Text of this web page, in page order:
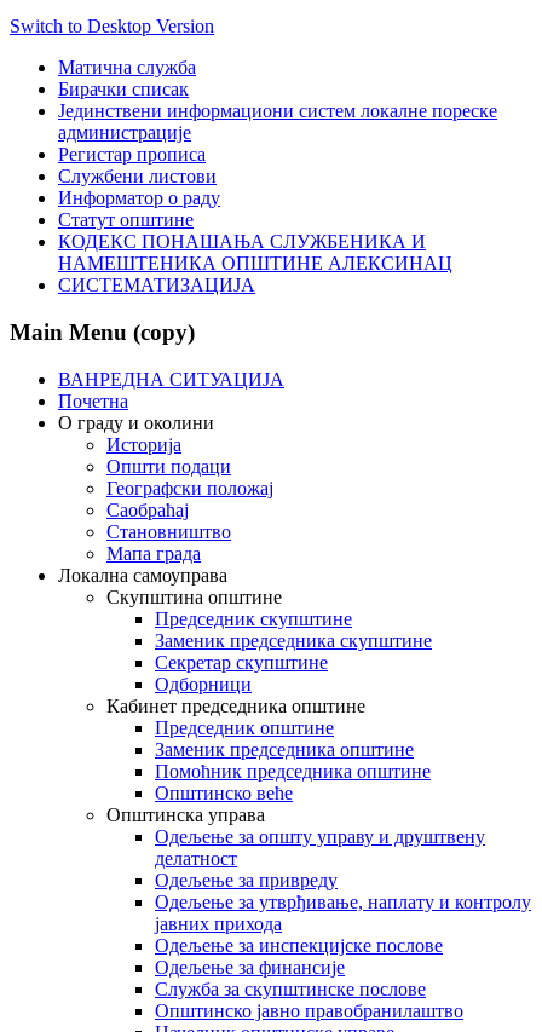
Switch to Desktop Version
Матична служба
Бирачки списак
Јединствени информациони систем локалне пореске
администрације
Регистар прописа
Службени листови
Информатор о раду
Статут општине
КОДЕКС ПОНАШАЊА СЛУЖБЕНИКА И
НАМЕШТЕНИКА ОПШТИНЕ АЛЕКСИНАЦ
СИСТЕМАТИЗАЦИЈА
Main Menu (copy)
ВАНРЕДНА СИТУАЦИЈА
Почетна
О граду и околини
Историја
Општи подаци
Географски положај
Саобраћај
Становништво
Мапа града
Локална самоуправа
Скупштина општине
Председник скупштине
Заменик председника скупштине
Секретар скупштине
Одборници
Кабинет председника општине
Председник општине
Заменик председника општине
Помоћник председника општине
Општинско веће
Општинска управа
Одељење за општу управу и друштвену
делатност
Одељење за привреду
Одељење за утврђивање, наплату и контролу
јавних прихода
Одељење за инспекцијске послове
Одељење за финансије
Служба за скупштинске послове
Општинско јавно правобранилаштво